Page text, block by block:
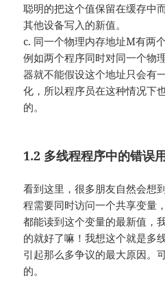
聪明的把这个值保留在缓存中
其他设备写入的新值。
c. 同一个物理内存地址M有两
例如两个程序同时对同一个物
器就不能假设这个地址只会有
化，所以程序员在这种情况下
的。
1.2 多线程程序中的错误
看到这里，很多朋友自然会想
程需要同时访问一个共享变量
都能读到这个变量的最新值，
的就好了嘛！我想这个就是多
引起那么多争议的最大原因。
的。